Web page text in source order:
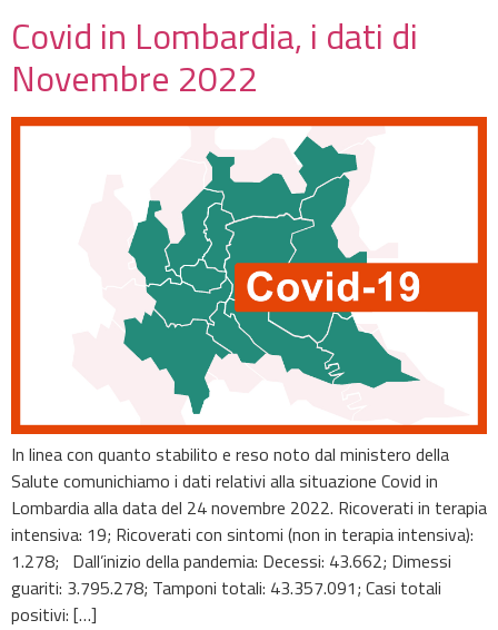
Covid in Lombardia, i dati di
Novembre 2022
In linea con quanto stabilito e reso noto dal ministero della
Salute comunichiamo i dati relativi alla situazione Covid in
Lombardia alla data del 24 novembre 2022. Ricoverati in terapia
intensiva: 19; Ricoverati con sintomi (non in terapia intensiva):
1.278; Dall’inizio della pandemia: Decessi: 43.662; Dimessi
guariti: 3.795.278; Tamponi totali: 43.357.091; Casi totali
positivi: […]